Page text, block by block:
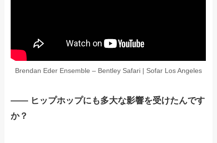
Brendan Eder Ensemble – Bentley Safari | Sofar Los Angeles
—— ヒップホップにも多大な影響を受けたんです
か？